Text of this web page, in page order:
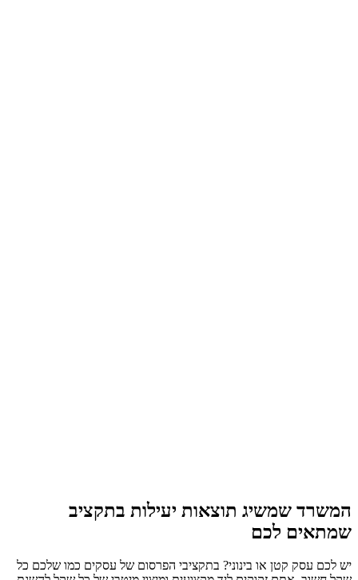
המשרד שמשיג תוצאות יעילות בתקציב
שמתאים לכם
יש לכם עסק קטן או בינוני? בתקציבי הפרסום של עסקים כמו שלכם כל